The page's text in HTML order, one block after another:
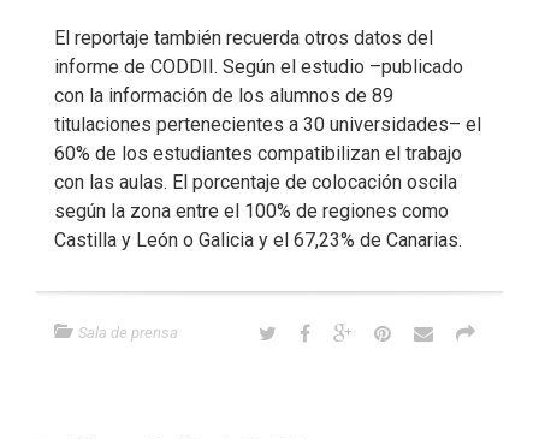
El reportaje también recuerda otros datos del
informe de CODDII. Según el estudio –publicado
con la información de los alumnos de 89
titulaciones pertenecientes a 30 universidades– el
60% de los estudiantes compatibilizan el trabajo
con las aulas. El porcentaje de colocación oscila
según la zona entre el 100% de regiones como
Castilla y León o Galicia y el 67,23% de Canarias.
Sala de prensa